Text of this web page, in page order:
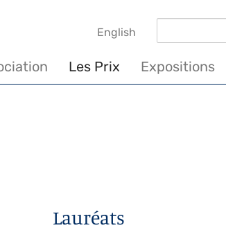
English
Les Prix Expositions
Lauréats